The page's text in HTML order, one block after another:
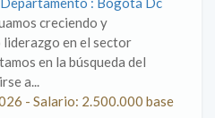
creciendo y
en el sector
en la búsqueda del
a...
- Salario: 2.500.000 base